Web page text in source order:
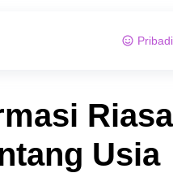
Pribadi
Usia